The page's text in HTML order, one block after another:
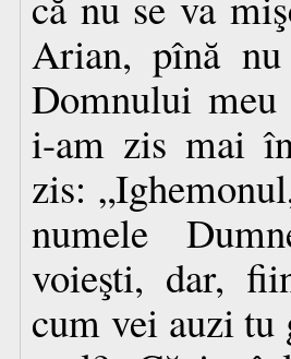
Arian, pînă
Domnului
i-am zis mai
zis:
numele
voieşti, dar,
cum vei auzi tu